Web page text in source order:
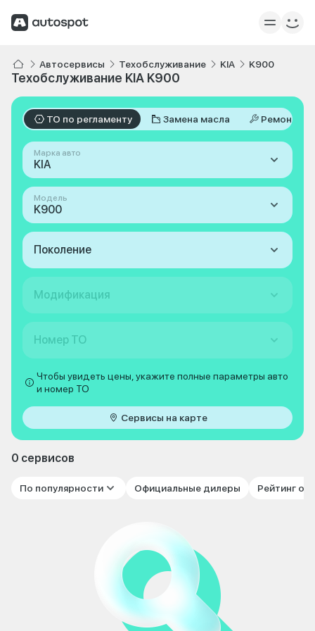
Автосервисы Техобслуживание KIA K900
Техобслуживание KIA K900
ТО по регламенту Замена масла Ремонт
Марка авто
KIA
Модель
K900
Поколение
Модификация
Номер ТО
Чтобы увидеть цены, укажите полные параметры авто
и номер ТО
Сервисы на карте
0 сервисов
По популярности Официальные дилеры Рейтинг